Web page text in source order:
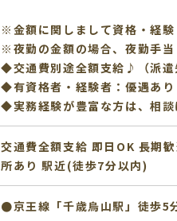
※金額に関しまして資格・経験
※夜勤の金額の場合、夜勤手
◆交通費別途全額支給♪（派遣
◆有資格者・経験者：優遇あり
◆実務経験が豊富な方は、相
交通費全額支給 即日OK 長期
所あり 駅近(徒歩7分以内)
●京王線「千歳烏山駅」徒歩5